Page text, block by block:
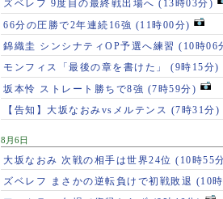
ズベレフ 9度目の最終戦出場へ (13時03分)
66分の圧勝で2年連続16強 (11時00分)
錦織圭 シンシナティOP予選へ練習 (10時06
モンフィス「最後の章を書けた」 (9時15分)
坂本怜 ストレート勝ちで8強 (7時59分)
【告知】大坂なおみvsメルテンス (7時31分)
8月6日
大坂なおみ 次戦の相手は世界24位 (10時55
ズベレフ まさかの逆転負けで初戦敗退 (10